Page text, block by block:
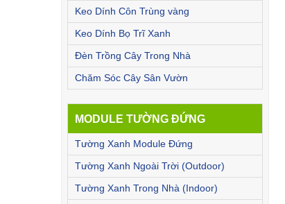
Keo Dính Côn Trùng vàng
Keo Dính Bọ Trĩ Xanh
Đèn Trồng Cây Trong Nhà
Chăm Sóc Cây Sân Vườn
MODULE TƯỜNG ĐỨNG
Tường Xanh Module Đứng
Tường Xanh Ngoài Trời (Outdoor)
Tường Xanh Trong Nhà (Indoor)